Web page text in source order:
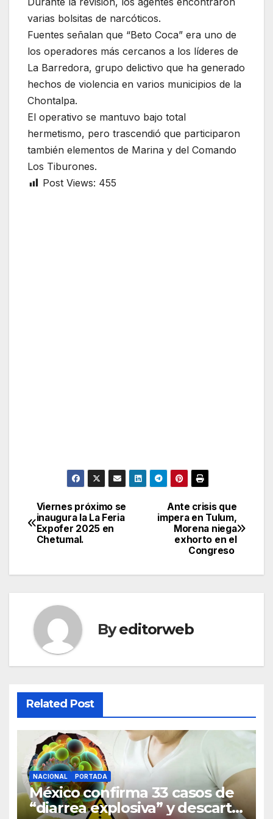
varias bolsitas de narcóticos.
Fuentes señalan que “Beto Coca” era uno de
los operadores más cercanos a los líderes de
La Barredora, grupo delictivo que ha generado
hechos de violencia en varios municipios de la
Chontalpa.
El operativo se mantuvo bajo total
hermetismo, pero trascendió que participaron
también elementos de Marina y del Comando
Los Tiburones.
Post Views: 455
Post
navigation
Ante crisis que
impera en Tulum,
Morena niega
exhorto en el
Congreso
Viernes próximo se
inaugura la La Feria
Expofer 2025 en
Chetumal.
Byeditorweb
Related Post
NACIONAL PORTADA
México confirma 33 casos de
“diarrea explosiva” y descarta